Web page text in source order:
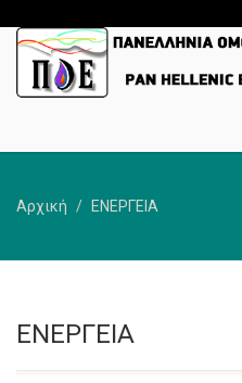
Αρχική ΕΝΕΡΓΕΙΑ
ΕΝΕΡΓΕΙΑ